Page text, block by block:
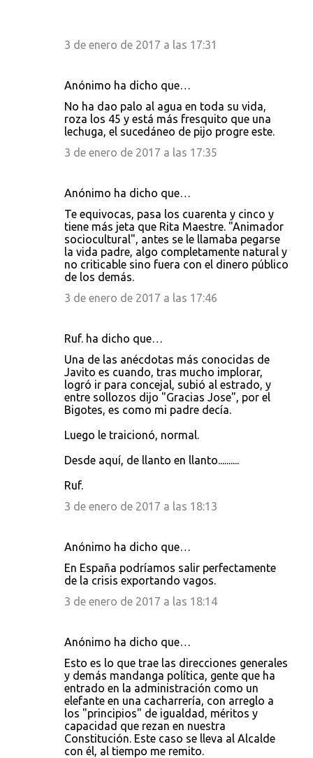
3 de enero de 2017 a las 17:31
Anónimo ha dicho que…
No ha dao palo al agua en toda su vida,
roza los 45 y está más fresquito que una
lechuga, el sucedáneo de pijo progre este.
3 de enero de 2017 a las 17:35
Anónimo ha dicho que…
Te equivocas, pasa los cuarenta y cinco y
tiene más jeta que Rita Maestre. "Animador
sociocultural", antes se le llamaba pegarse
la vida padre, algo completamente natural y
no criticable sino fuera con el dinero público
de los demás.
3 de enero de 2017 a las 17:46
Ruf. ha dicho que…
Una de las anécdotas más conocidas de
Javito es cuando, tras mucho implorar,
logró ir para concejal, subió al estrado, y
entre sollozos dijo "Gracias Jose", por el
Bigotes, es como mi padre decía.
Luego le traicionó, normal.
Desde aquí, de llanto en llanto..........
Ruf.
3 de enero de 2017 a las 18:13
Anónimo ha dicho que…
En España podríamos salir perfectamente
de la crisis exportando vagos.
3 de enero de 2017 a las 18:14
Anónimo ha dicho que…
Esto es lo que trae las direcciones generales
y demás mandanga política, gente que ha
entrado en la administración como un
elefante en una cacharrería, con arreglo a
los "principios" de igualdad, méritos y
capacidad que rezan en nuestra
Constitución. Este caso se lleva al Alcalde
con él, al tiempo me remito.